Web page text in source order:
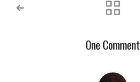
One Comment